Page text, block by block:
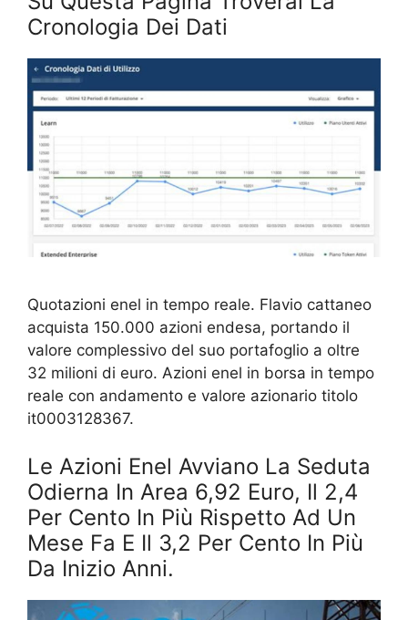
Cronologia Dei Dati
Quotazioni enel in tempo reale. Flavio cattaneo
acquista 150.000 azioni endesa, portando il
valore complessivo del suo portafoglio a oltre
32 milioni di euro. Azioni enel in borsa in tempo
reale con andamento e valore azionario titolo
it0003128367.
Le Azioni Enel Avviano La Seduta
Odierna In Area 6,92 Euro, Il 2,4
Per Cento In Più Rispetto Ad Un
Mese Fa E Il 3,2 Per Cento In Più
Da Inizio Anni.